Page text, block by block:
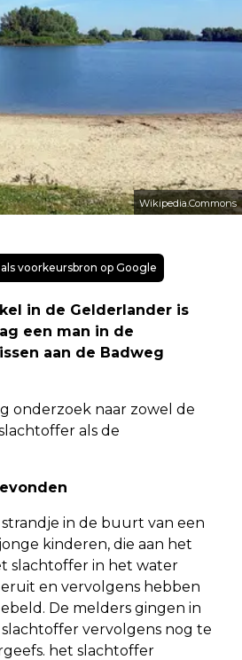
Wikipedia.Commons
voorkeursbron op Google
in de Gelderlander is
een man in de
aan de Badweg
onderzoek naar zowel de
als de
in de buurt van een
kinderen, die aan het
slachtoffer in het water
en vervolgens hebben
De melders gingen in
vervolgens nog te
het slachtoffer